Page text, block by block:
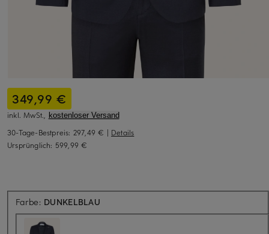
349,99 €
inkl. MwSt., kostenloser Versand
30-Tage-Bestpreis: 297,49 € | Details
Ursprünglich: 599,99 €
Farbe: DUNKELBLAU